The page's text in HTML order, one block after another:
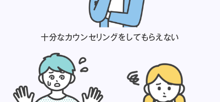
十分なカウンセリングをしてもらえない